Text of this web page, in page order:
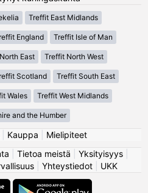
Treffit East Midlands
England Treffit Isle of Man
East Treffit North West
Scotland Treffit South East
Wales Treffit West Midlands
and the Humber
Kauppa
Mielipiteet
Tietoa meistä Yksityisyys|
Yhteystiedot UKK